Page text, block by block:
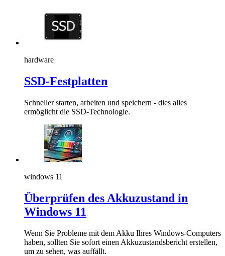
hardware
SSD-Festplatten
Schneller starten, arbeiten und speichern - dies alles
ermöglicht die SSD-Technologie.
windows 11
Überprüfen des Akkuzustand in
Windows 11
Wenn Sie Probleme mit dem Akku Ihres Windows-Computers
haben, sollten Sie sofort einen Akkuzustandsbericht erstellen,
um zu sehen, was auffällt.